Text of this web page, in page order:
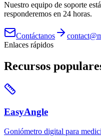
Nuestro equipo de soporte
responderemos en 24 horas.
Contáctanos
Enlaces rápidos
Recursos
EasyAngle
Goniómetro digital para